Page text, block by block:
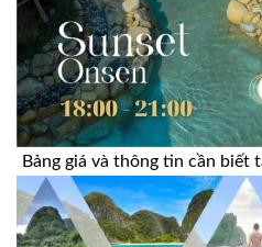
Bảng giá và thông tin cần biết